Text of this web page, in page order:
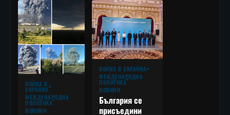
ВОЙНА В
УКРАЙНА
МЕЖДУНАРОДНА
ПОЛИТИКА
НОВИНИ
ВОЙНА В УКРАЙНА
МЕЖДУНАРОДНА
ПОЛИТИКА
НОВИНИ
България се
присъедини